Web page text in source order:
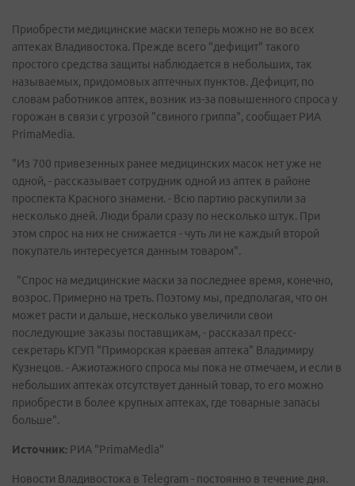
Приобрести медицинские маски теперь можно не во всех
аптеках Владивостока. Прежде всего "дефицит" такого
простого средства защиты наблюдается в небольших, так
называемых, придомовых аптечных пунктов. Дефицит, по
словам работников аптек, возник из-за повышенного спроса у
горожан в связи с угрозой "свиного гриппа", сообщает РИА
PrimaMedia.
"Из 700 привезенных ранее медицинских масок нет уже не
одной, - рассказывает сотрудник одной из аптек в районе
проспекта Красного знамени. - Всю партию раскупили за
несколько дней. Люди брали сразу по несколько штук. При
этом спрос на них не снижается - чуть ли не каждый второй
покупатель интересуется данным товаром".
"Спрос на медицинские маски за последнее время, конечно,
возрос. Примерно на треть. Поэтому мы, предполагая, что он
может расти и дальше, несколько увеличили свои
последующие заказы поставщикам, - рассказал пресс-
секретарь КГУП "Приморская краевая аптека" Владимиру
Кузнецов. - Ажиотажного спроса мы пока не отмечаем, и если в
небольших аптеках отсутствует данный товар, то его можно
приобрести в более крупных аптеках, где товарные запасы
больше".
Источник: РИА "PrimaMedia"
Новости Владивостока в Telegram - постоянно в течение дня.